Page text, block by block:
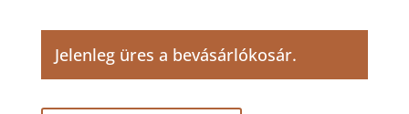
Jelenleg üres a bevásárlókosár.